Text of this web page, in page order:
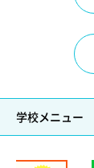
学校メニュー